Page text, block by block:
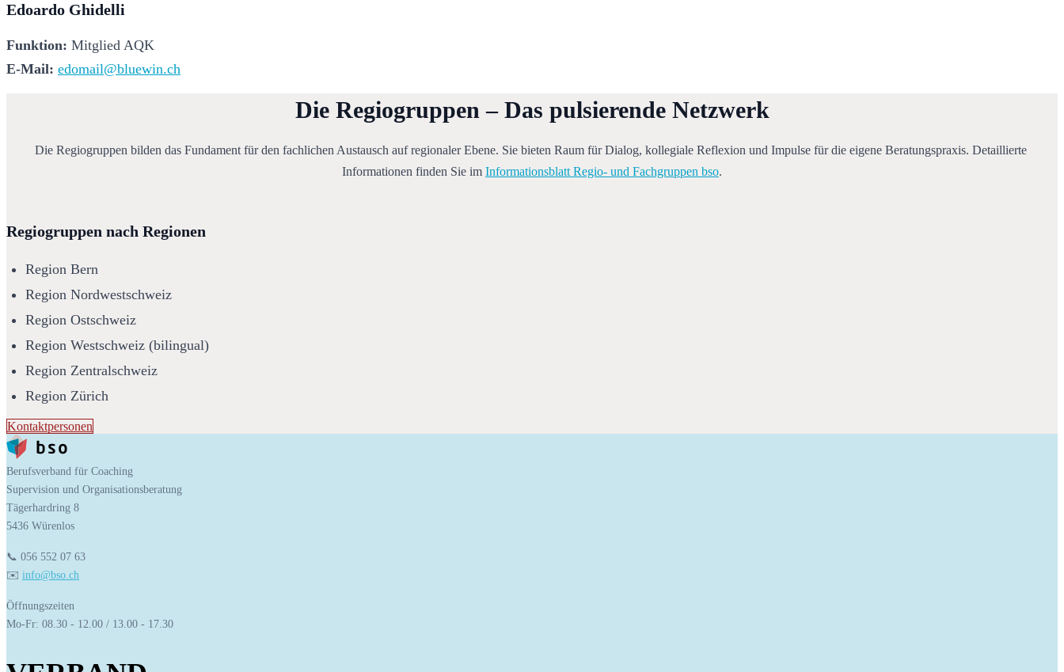
Edoardo Ghidelli
Funktion: Mitglied AQK
E-Mail: edomail@bluewin.ch
Die Regiogruppen – Das pulsierende Netzwerk
Die Regiogruppen bilden das Fundament für den fachlichen Austausch auf regionaler Ebene. Sie bieten Raum für Dialog, kollegiale Reflexion und Impulse für die eigene Beratungspraxis. Detaillierte
Informationen finden Sie im Informationsblatt Regio- und Fachgruppen bso.
Regiogruppen nach Regionen
Region Bern
Region Nordwestschweiz
Region Ostschweiz
Region Westschweiz (bilingual)
Region Zentralschweiz
Region Zürich
Kontaktpersonen
Berufsverband für Coaching
Supervision und Organisationsberatung
Tägerhardring 8
5436 Würenlos
📞 056 552 07 63
✉️ info@bso.ch
Öffnungszeiten
Mo-Fr: 08.30 - 12.00 / 13.00 - 17.30